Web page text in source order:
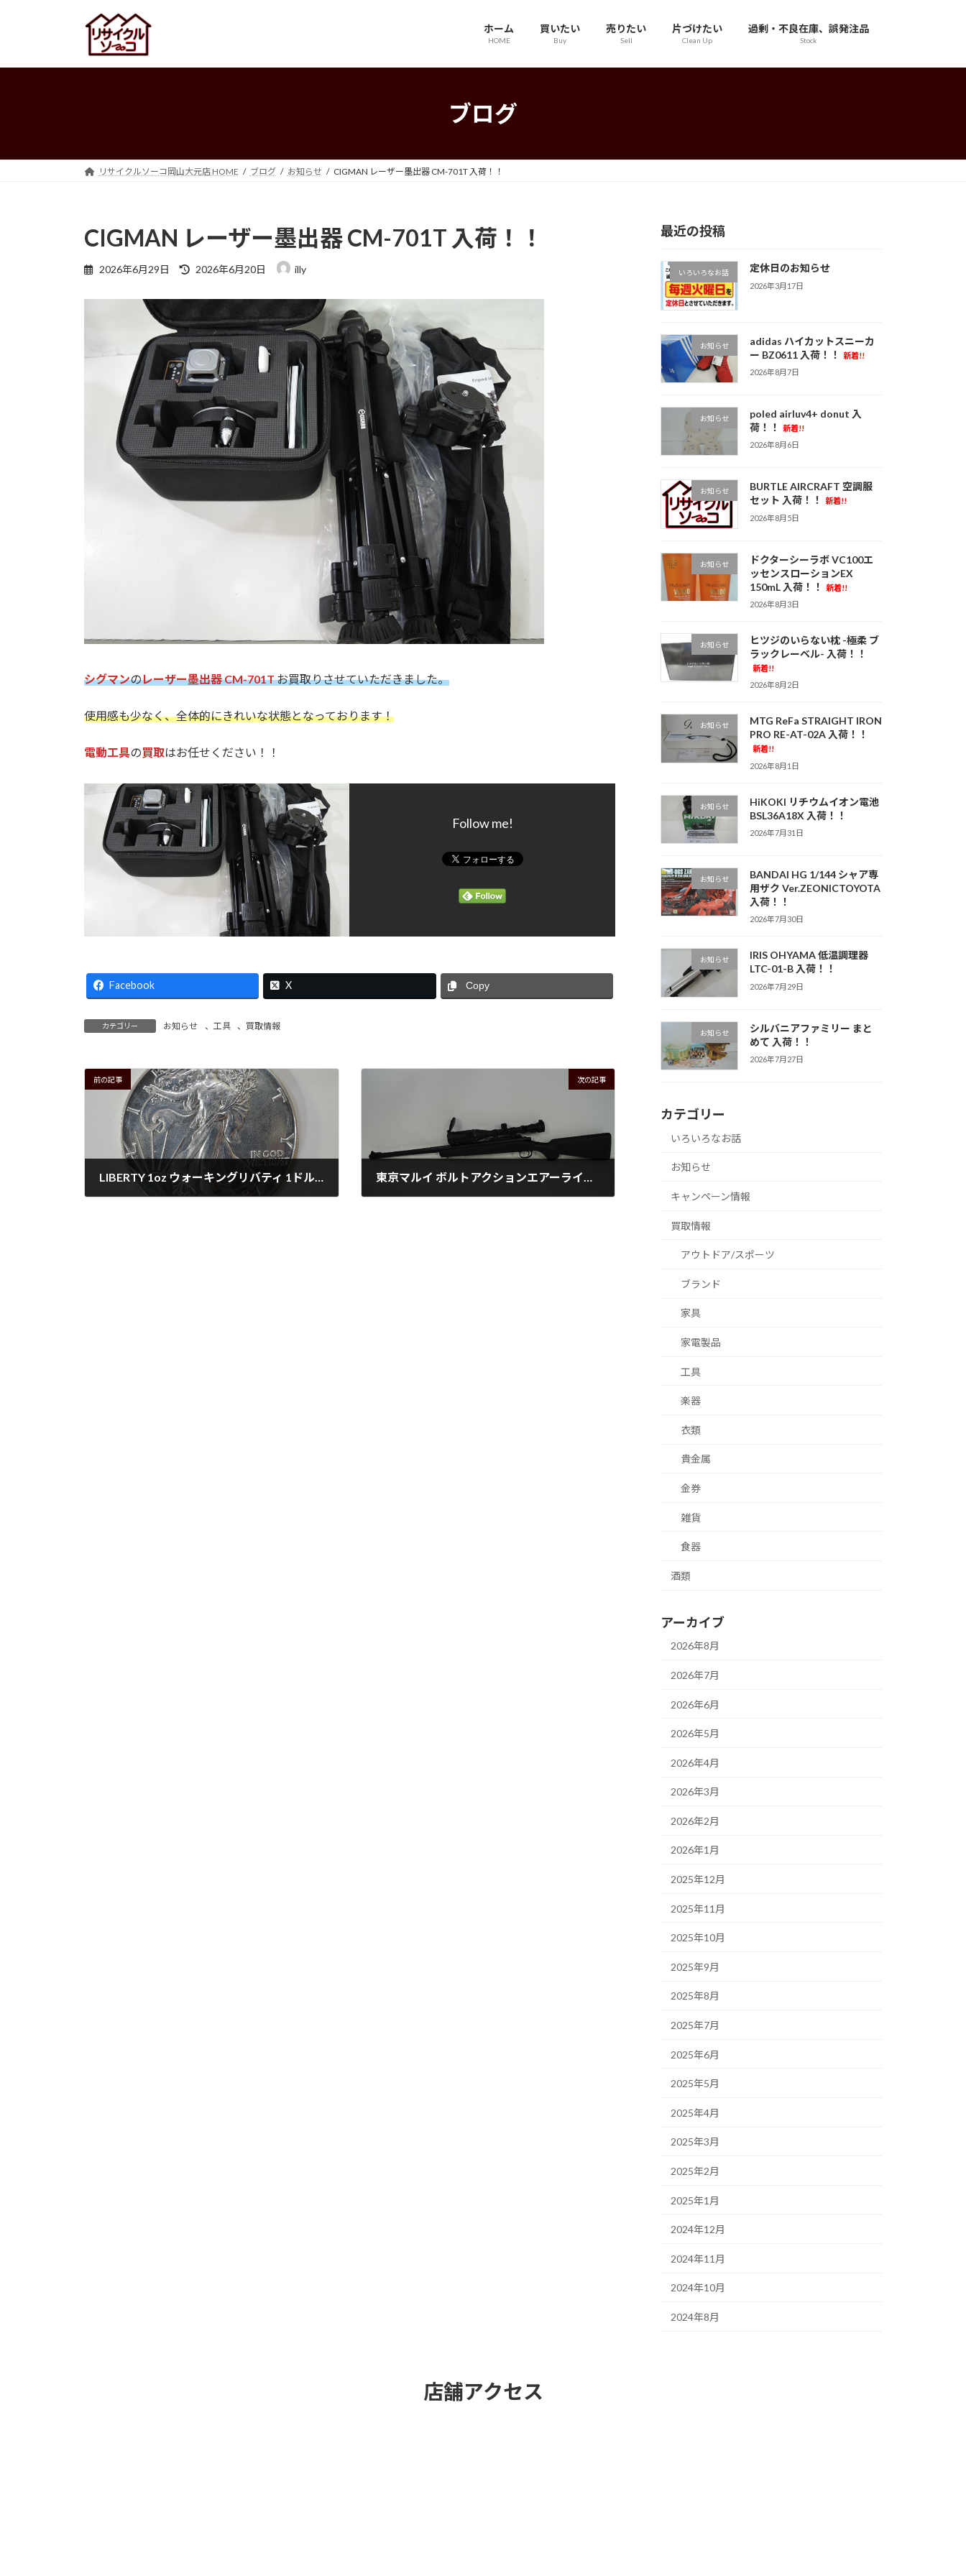
プ
動
ホーム
HOME
買いたい
Buy
売りたい
Sell
片づけたい
Clean Up
過剰・不良在庫、誤発注品
Stock
ブログ
リサイクルソーコ岡山大元店 HOME ブログ お知らせ CIGMAN レーザー墨出器 CM-701T 入荷！！
CIGMAN レーザー墨出器 CM-701T 入荷！！
2026年6月29日
最
日
時
:
2026年6月20日 illy
シグマンのレーザー墨出器 CM-701Tお買取りさせていただきました。
使用感も少なく、全体的にきれいな状態となっております！
電動工具の買取はお任せください！！
Follow me!
Facebook X Copy
カテゴリー お知らせ 、 工具 、 買取情報
前の記事
LIBERTY 1oz ウォーキングリバティ 1ドル銀貨 入荷！！
次の記事
東京マルイ ボルトアクションエアーライフル VSR-10 入荷！！
最近の投稿
いろいろなお話 定休日のお知らせ
2026年3月17日
お知らせ
adidas ハイカットスニーカ
ー BZ0611 入荷！！
新着!!
2026年8月7日
お知らせ
poled airluv4+ donut 入
荷！！
新着!!
2026年8月6日
お知らせ
BURTLE AIRCRAFT 空調服
セット 入荷！！
新着!!
2026年8月5日
お知らせ
ドクターシーラボ VC100エ
ッセンスローションEX
150mL 入荷！！
新着!!
2026年8月3日
お知らせ
ヒツジのいらない枕 -極柔 ブ
ラックレーベル- 入荷！！
新着!!
2026年8月2日
お知らせ
MTG ReFa STRAIGHT IRON
PRO RE-AT-02A 入荷！！
新着!!
2026年8月1日
お知らせ
HiKOKI リチウムイオン電池
BSL36A18X 入荷！！
2026年7月31日
お知らせ
BANDAI HG 1/144 シャア専
用ザク Ver.ZEONICTOYOTA
入荷！！
2026年7月30日
お知らせ
IRIS OHYAMA 低温調理器
LTC-01-B 入荷！！
2026年7月29日
お知らせ
シルバニアファミリー まと
めて 入荷！！
2026年7月27日
カテゴリー
いろいろなお話
お知らせ
キャンペーン情報
買取情報
アウトドア/スポーツ
ブランド
家具
家電製品
工具
楽器
衣類
貴金属
金券
雑貨
食器
酒類
アーカイブ
2026年8月
2026年7月
2026年6月
2026年5月
2026年4月
2026年3月
2026年2月
2026年1月
2025年12月
2025年11月
2025年10月
2025年9月
2025年8月
2025年7月
2025年6月
2025年5月
2025年4月
2025年3月
2025年2月
2025年1月
2024年12月
2024年11月
2024年10月
2024年8月
店舗アクセス